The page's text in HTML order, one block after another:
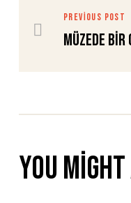
PREVIOUS POST
Müzede Bir
You